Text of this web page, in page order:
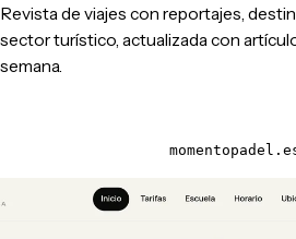
Revista de viajes con reportajes,
sector turístico, actualizada con
semana.